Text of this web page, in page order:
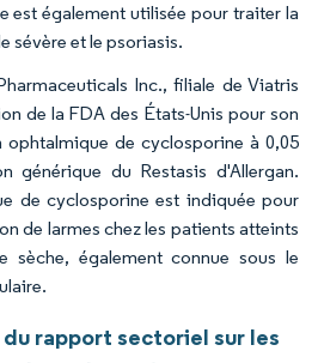
est également utilisée pour traiter la
sévère et le psoriasis.
Inc., filiale de Viatris
de la FDA des États-Unis pour son
ophtalmique de cyclosporine à 0,05
générique du Restasis d'Allergan.
de cyclosporine est indiquée pour
de larmes chez les patients atteints
sèche, également connue sous le
rapport sectoriel sur les